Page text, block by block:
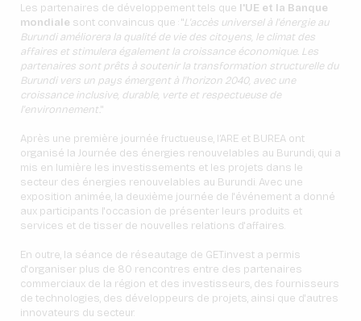
Les partenaires de développement tels que l'UE et la Banque
mondiale sont convaincus que : "L'accès universel à l'énergie au
Burundi améliorera la qualité de vie des citoyens, le climat des
affaires et stimulera également la croissance économique. Les
partenaires sont prêts à soutenir la transformation structurelle du
Burundi vers un pays émergent à l'horizon 2040, avec une
croissance inclusive, durable, verte et respectueuse de
l'environnement."
Après une première journée fructueuse, l’ARE et BUREA ont
organisé la Journée des énergies renouvelables au Burundi, qui a
mis en lumière les investissements et les projets dans le
secteur des énergies renouvelables au Burundi. Avec une
exposition animée, la deuxième journée de l'événement a donné
aux participants l'occasion de présenter leurs produits et
services et de tisser de nouvelles relations d'affaires.
En outre, la séance de réseautage de GET.invest a permis
d'organiser plus de 80 rencontres entre des partenaires
commerciaux de la région et des investisseurs, des fournisseurs
de technologies, des développeurs de projets, ainsi que d'autres
innovateurs du secteur.